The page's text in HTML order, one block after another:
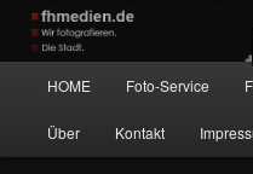
Zum
primären
Inhalt
springen
Zum
sekundären
Inhalt
springen
Wir fotografieren die Hauptstadt!
HOME Foto-Service
Über Kontakt